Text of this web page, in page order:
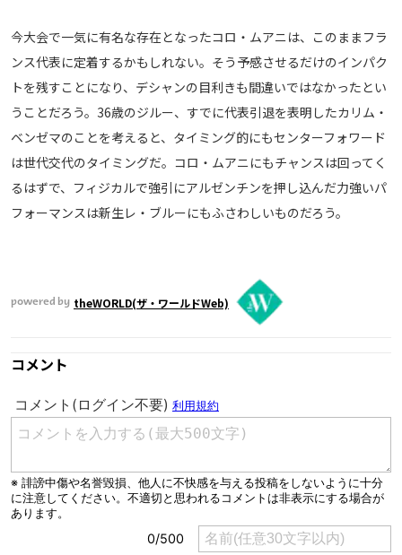
今大会で一気に有名な存在となったコロ・ムアニは、このままフラ
ンス代表に定着するかもしれない。そう予感させるだけのインパク
トを残すことになり、デシャンの目利きも間違いではなかったとい
うことだろう。36歳のジルー、すでに代表引退を表明したカリム・
ベンゼマのことを考えると、タイミング的にもセンターフォワード
は世代交代のタイミングだ。コロ・ムアニにもチャンスは回ってく
るはずで、フィジカルで強引にアルゼンチンを押し込んだ力強いパ
フォーマンスは新生レ・ブルーにもふさわしいものだろう。
powered by theWORLD(ザ・ワールドWeb)
コメント